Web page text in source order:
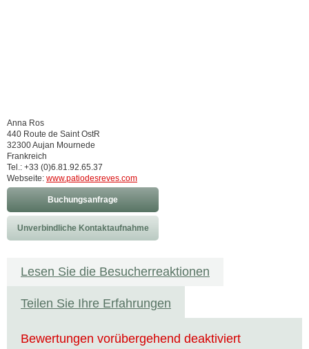
Anna Ros
440 Route de Saint OstR
32300 Aujan Mournede
Frankreich
Tel.: +33 (0)6.81.92.65.37
Webseite: www.patiodesreves.com
Buchungsanfrage
Unverbindliche Kontaktaufnahme
Lesen Sie die Besucherreaktionen
Teilen Sie Ihre Erfahrungen
Bewertungen vorübergehend deaktiviert